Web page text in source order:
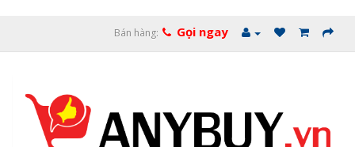
Bán hàng: Gọi ngay